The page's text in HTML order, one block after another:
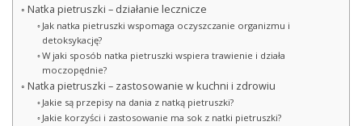
Natka pietruszki – działanie lecznicze
Jak natka pietruszki wspomaga oczyszczanie organizmu i
detoksykację?
W jaki sposób natka pietruszki wspiera trawienie i działa
moczopędnie?
Natka pietruszki – zastosowanie w kuchni i zdrowiu
Jakie są przepisy na dania z natką pietruszki?
Jakie korzyści i zastosowanie ma sok z natki pietruszki?